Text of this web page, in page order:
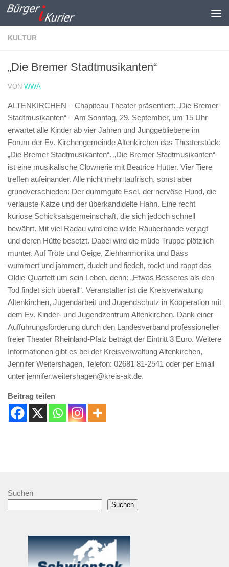
Zum Inhalt springen
KULTUR
„Die Bremer Stadtmusikanten“
VON WWA
ALTENKIRCHEN – Chapiteau Theater präsentiert: „Die Bremer
Stadtmusikanten“ –Am Sonntag, 29. September, um 15 Uhr
erwartet alle Kinder ab vier Jahren und Junggebliebene im
Forum der Ev. Kirchengemeinde Altenkirchen das Theaterstück:
„Die Bremer Stadtmusikanten“. „Die Bremer Stadtmusikanten“
ist eine musikalische Clownerie mit Beatrice Hutter. Vier Tiere
treffen aufeinander. Alle nicht mehr taufrisch, sonst aber
grundverschieden: Der dummgute Esel, der nervöse Hund, die
verlauste Katze und der überkandidelte Hahn. Eine recht
kuriose Schicksalsgemeinschaft, die sich jedoch schnell
bewährt. Mit viel Radau wird eine wilde Räuberbande verjagt
und deren Hütte besetzt. Dabei wird die müde Truppe plötzlich
munter. Auf Tröte und Geige, Ziehharmonika und Bass
wummert und jammert, dudelt und fiedelt, rockt und rappt das
Oldie-Quartett um sein Leben, denn: „Etwas Besseres als den
Tod findet sich überall“. Veranstalter ist die Kreisverwaltung
Altenkirchen, Jugendarbeit und Jugendschutz in Kooperation mit
dem Ev. Kinder- und Jugendzentrum Altenkirchen. Dank einer
Aufführungsförderung durch den Landesverband professioneller
freier Theater Rheinland-Pfalz beträgt der Eintritt 3 Euro. Weitere
Informationen gibt es bei der Kreisverwaltung Altenkirchen,
Jennifer Weitershagen, Telefon: 02681 81-2541 oder per Email
unter jennifer.weitershagen@kreis-ak.de.
Beitrag teilen
Suchen
Suchen